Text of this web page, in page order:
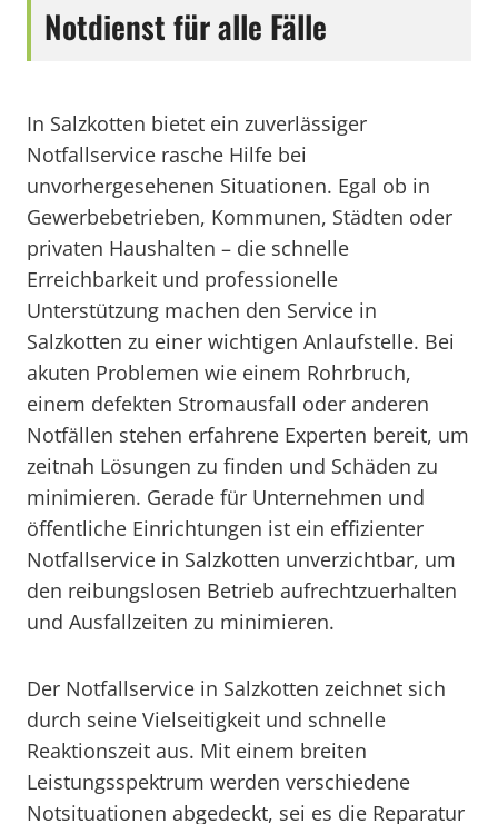
Notdienst für alle Fälle
In Salzkotten bietet ein zuverlässiger
Notfallservice rasche Hilfe bei
unvorhergesehenen Situationen. Egal ob in
Gewerbebetrieben, Kommunen, Städten oder
privaten Haushalten – die schnelle
Erreichbarkeit und professionelle
Unterstützung machen den Service in
Salzkotten zu einer wichtigen Anlaufstelle. Bei
akuten Problemen wie einem Rohrbruch,
einem defekten Stromausfall oder anderen
Notfällen stehen erfahrene Experten bereit, um
zeitnah Lösungen zu finden und Schäden zu
minimieren. Gerade für Unternehmen und
öffentliche Einrichtungen ist ein effizienter
Notfallservice in Salzkotten unverzichtbar, um
den reibungslosen Betrieb aufrechtzuerhalten
und Ausfallzeiten zu minimieren.
Der Notfallservice in Salzkotten zeichnet sich
durch seine Vielseitigkeit und schnelle
Reaktionszeit aus. Mit einem breiten
Leistungsspektrum werden verschiedene
Notsituationen abgedeckt, sei es die Reparatur